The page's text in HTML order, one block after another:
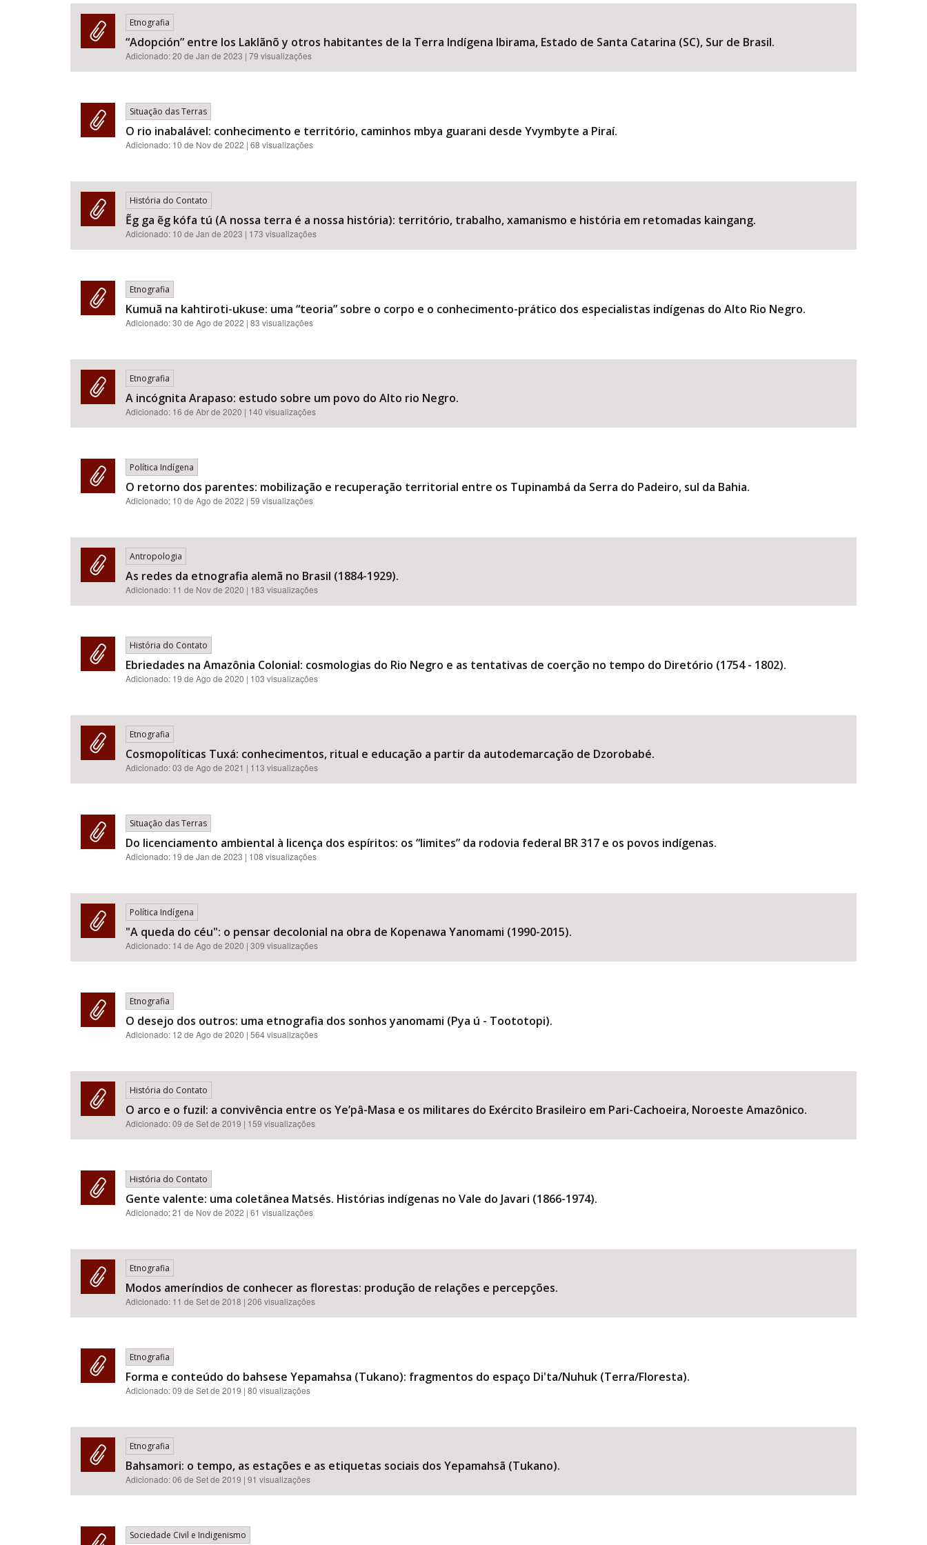
Etnografia
“Adopción” entre los Laklãnõ y otros habitantes de la Terra Indígena Ibirama, Estado de Santa Catarina (SC), Sur de Brasil.
Adicionado:20 de Jan de 2023 | 79 visualizações
Situação das Terras
O rio inabalável: conhecimento e território, caminhos mbya guarani desde Yvymbyte a Piraí.
Adicionado: 10 de Nov de 2022 | 68 visualizações
História do Contato
Ẽg ga ẽg kófa tú (A nossa terra é a nossa história): território, trabalho, xamanismo e história em retomadas kaingang.
Adicionado: 10 de Jan de 2023 | 173 visualizações
Etnografia
Kumuã na kahtiroti-ukuse: uma “teoria” sobre o corpo e o conhecimento-prático dos especialistas indígenas do Alto Rio Negro.
Adicionado:30 de Ago de 2022 | 83 visualizações
Etnografia
A incógnita Arapaso: estudo sobre um povo do Alto rio Negro.
Adicionado: 16 de Abr de 2020 | 140 visualizações
Política Indígena
O retorno dos parentes: mobilização e recuperação territorial entre os Tupinambá da Serra do Padeiro, sul da Bahia.
Adicionado: 10 de Ago de 2022 | 59 visualizações
Antropologia
As redes da etnografia alemã no Brasil (1884-1929).
Adicionado: 11 de Nov de 2020 | 183 visualizações
História do Contato
Ebriedades na Amazônia Colonial: cosmologias do Rio Negro e as tentativas de coerção no tempo do Diretório (1754 - 1802).
Adicionado: 19 de Ago de 2020 | 103 visualizações
Etnografia
Cosmopolíticas Tuxá: conhecimentos, ritual e educação a partir da autodemarcação de Dzorobabé.
Adicionado:03 de Ago de 2021 | 113 visualizações
Situação das Terras
Do licenciamento ambiental à licença dos espíritos: os “limites” da rodovia federal BR 317 e os povos indígenas.
Adicionado: 19 de Jan de 2023 | 108 visualizações
Política Indígena
"A queda do céu": o pensar decolonial na obra de Kopenawa Yanomami (1990-2015).
Adicionado: 14 de Ago de 2020 | 309 visualizações
Etnografia
O desejo dos outros: uma etnografia dos sonhos yanomami (Pya ú - Toototopi).
Adicionado: 12 de Ago de 2020 | 564 visualizações
História do Contato
O arco e o fuzil: a convivência entre os Ye’pâ-Masa e os militares do Exército Brasileiro em Pari-Cachoeira, Noroeste Amazônico.
Adicionado:09 de Set de 2019 | 159 visualizações
História do Contato
Gente valente: uma coletânea Matsés. Histórias indígenas no Vale do Javari (1866-1974).
Adicionado:21 de Nov de 2022 | 61 visualizações
Etnografia
Modos ameríndios de conhecer as florestas: produção de relações e percepções.
Adicionado: 11 de Set de 2018 | 206 visualizações
Etnografia
Forma e conteúdo do bahsese Yepamahsa (Tukano): fragmentos do espaço Di'ta/Nuhuk (Terra/Floresta).
Adicionado:09 de Set de 2019 | 80 visualizações
Etnografia
Bahsamori: o tempo, as estações e as etiquetas sociais dos Yepamahsã (Tukano).
Adicionado:06 de Set de 2019 | 91 visualizações
Sociedade Civil e Indigenismo